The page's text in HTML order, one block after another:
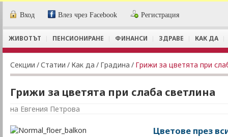
Вход Влез чрез Facebook Регистрация
ЖИВОТЪТ ПЕНСИОНИРАНЕ ФИНАНСИ ЗДРАВЕ КАК ДА
Секции /Статии / Как да / Градина / Грижи за цветята при
Грижи за цветята при слаба светлина
на Евгения Петрова
Цветове през